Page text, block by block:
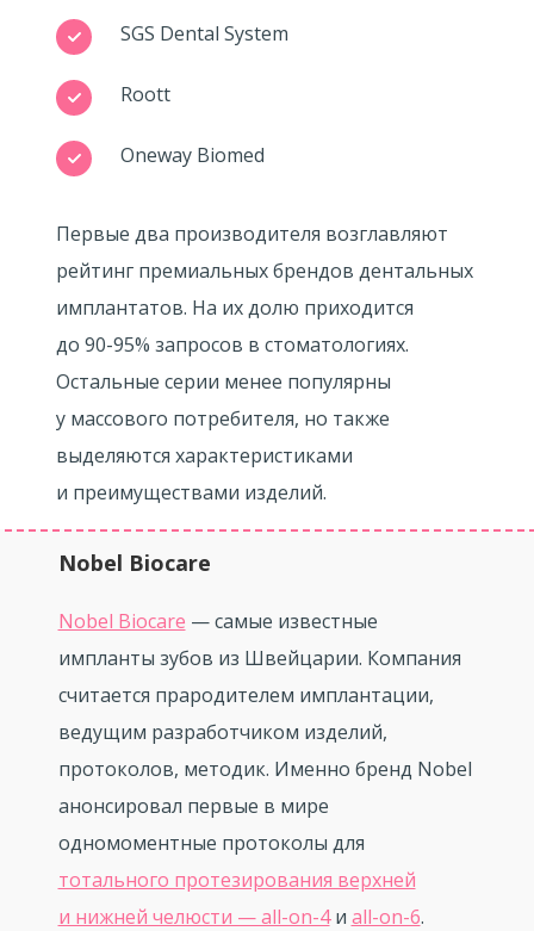
SGS Dental System
Roott
Oneway Biomed
Первые два производителя возглавляют
рейтинг премиальных брендов дентальных
имплантатов. На их долю приходится
до 90-95% запросов в стоматологиях.
Остальные серии менее популярны
у массового потребителя, но также
выделяются характеристиками
и преимуществами изделий.
Nobel Biocare
Nobel Biocare — самые известные
импланты зубов из Швейцарии. Компания
считается прародителем имплантации,
ведущим разработчиком изделий,
протоколов, методик. Именно бренд Nobel
анонсировал первые в мире
одномоментные протоколы для
тотального протезирования верхней
и нижней челюсти — all-on-4и all-on-6.